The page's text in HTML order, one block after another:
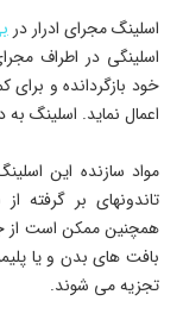
اسلینگ مجرای ادرار در
اسلینگی در اطراف
خود بازگردانده و برای
اعمال نماید. اسلینگ
مواد سازنده این
تاندونهای بر گرفته
همچنین ممکن است از
بافت­ های بدن و یا
تجزیه می­ شوند.